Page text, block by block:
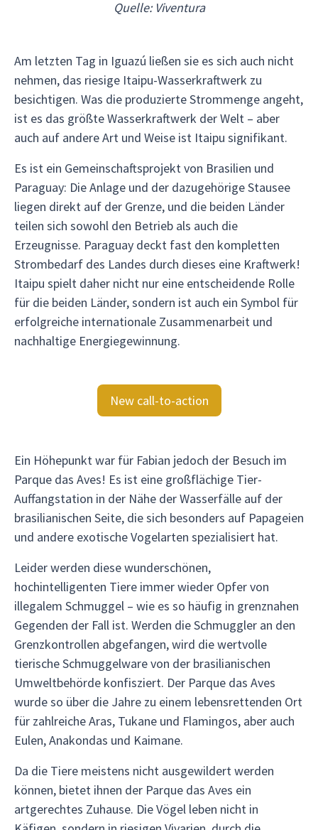
Quelle: Viventura
Am letzten Tag in Iguazú ließen sie es sich auch nicht
nehmen, das riesige Itaipu-Wasserkraftwerk zu
besichtigen. Was die produzierte Strommenge angeht,
ist es das größte Wasserkraftwerk der Welt – aber
auch auf andere Art und Weise ist Itaipu signifikant.
Es ist ein Gemeinschaftsprojekt von Brasilien und
Paraguay: Die Anlage und der dazugehörige Stausee
liegen direkt auf der Grenze, und die beiden Länder
teilen sich sowohl den Betrieb als auch die
Erzeugnisse. Paraguay deckt fast den kompletten
Strombedarf des Landes durch dieses eine Kraftwerk!
Itaipu spielt daher nicht nur eine entscheidende Rolle
für die beiden Länder, sondern ist auch ein Symbol für
erfolgreiche internationale Zusammenarbeit und
nachhaltige Energiegewinnung.
New call-to-action
Ein Höhepunkt war für Fabian jedoch der Besuch im
Parque das Aves! Es ist eine großflächige Tier-
Auffangstation in der Nähe der Wasserfälle auf der
brasilianischen Seite, die sich besonders auf Papageien
und andere exotische Vogelarten spezialisiert hat.
Leider werden diese wunderschönen,
hochintelligenten Tiere immer wieder Opfer von
illegalem Schmuggel – wie es so häufig in grenznahen
Gegenden der Fall ist. Werden die Schmuggler an den
Grenzkontrollen abgefangen, wird die wertvolle
tierische Schmuggelware von der brasilianischen
Umweltbehörde konfisziert. Der Parque das Aves
wurde so über die Jahre zu einem lebensrettenden Ort
für zahlreiche Aras, Tukane und Flamingos, aber auch
Eulen, Anakondas und Kaimane.
Da die Tiere meistens nicht ausgewildert werden
können, bietet ihnen der Parque das Aves ein
artgerechtes Zuhause. Die Vögel leben nicht in